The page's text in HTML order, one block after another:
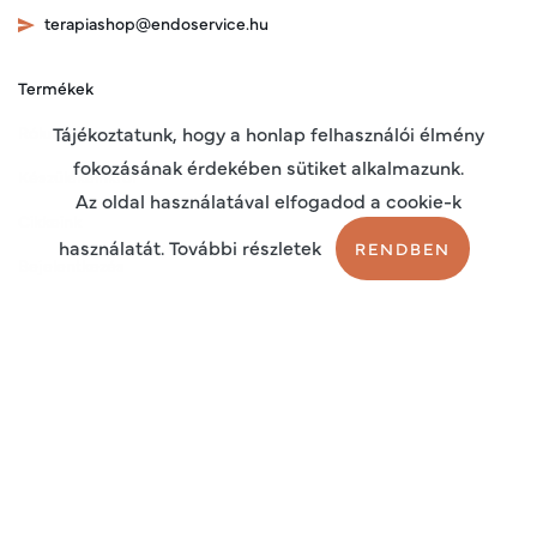
terapiashop@endoservice.hu
Termékek
Rólunk
Készülékeinkről
Tájékoztatunk, hogy a honlap felhasználói élmény
fokozásának érdekében sütiket alkalmazunk.
Az oldal használatával elfogadod a cookie-k
használatát. További részletek
RENDBEN